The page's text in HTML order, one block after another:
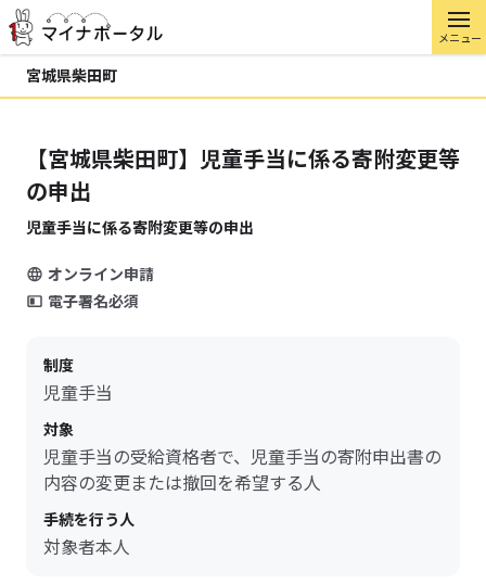
メニュー
宮城県柴田町
【宮城県柴田町】児童手当に係る寄附変更等
の申出
児童手当に係る寄附変更等の申出
オンライン申請
電子署名必須
制度
児童手当
対象
児童手当の受給資格者で、児童手当の寄附申出書の
内容の変更または撤回を希望する人
手続を行う人
対象者本人